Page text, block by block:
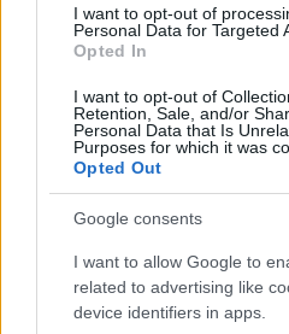
I want to opt-out of
Personal Data for Targeted
Opted In
I want to opt-out of
Retention, Sale, and/or
Personal Data that Is
Purposes for which it was
Opted Out
Google consents
I want to allow Google to
related to advertising like
device identifiers in apps.
Πηγή: Shutterstock
Δείτε υπέροχα πλάνα από τη
AirShooterGr: